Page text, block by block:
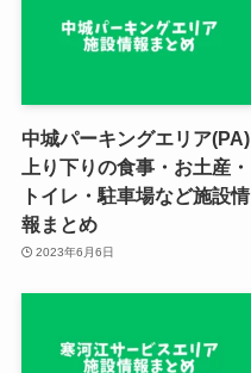
中城パーキングエリア(PA)
上り下りの食事・お土産・
トイレ・駐車場など施設情
報まとめ
2023年6月6日